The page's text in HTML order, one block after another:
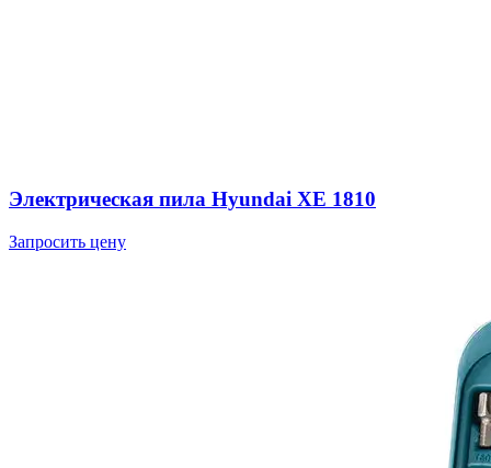
Электрическая пила Hyundai XE 1810
Запросить цену